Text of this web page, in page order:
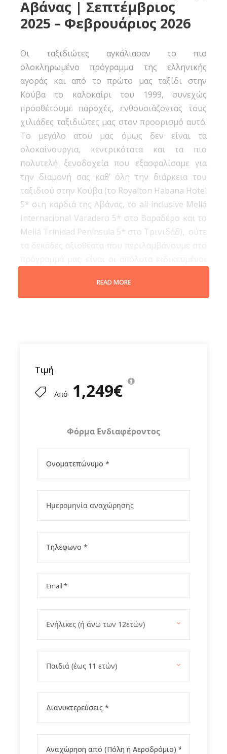
Τιμή
Από 1,249€
Φόρμα Ενδιαφέροντος
Αβάνας | Σεπτέμβριος
2025 – Φεβρουάριος 2026
Οι ταξιδιώτες αγκάλιασαν το πιο
ολοκληρωμένο πρόγραμμα της ελληνικής
αγοράς και από το πρώτο μας ταξίδι στην
Κούβα το καλοκαίρι του 1999, συνεχώς
προσθέτουμε παροχές, ενθουσιάζοντας τους
χιλιάδες ταξιδιώτες μας στον προορισμό αυτό.
Το μεγάλο ατού μας όμως δεν είναι τα
ολοκαίνουργια, κεντρικότατα και τα πιο
πολυτελή ξενοδοχεία που εξασφαλίσαμε για
την διαμονή σας καθ’ όλη την διάρκεια του
ταξιδιού στην Κούβα (το Royalton Habana Hotel
5* στη καρδιά της Αβάνας, το all-inclusive Meliá
Internacional Varadero 5* στο Βαραδέρο και το
Meliá Trinidad Península 5* στο Τρινιδάδ), ούτε
τα δεκάδες αξιοθέατα που περιλαμβάνουμε στο
ελληνόφωνοι), που θα είναι διαρκώς μαζί σας
κατά την παραμονή σας στο νησί και θα σας
των Κουβανών και όχι την τουριστική.
Περιλαμβάνονται
Δεν περιλαμβάνονται
Μόνο στο Fygamediakopes
Gallery
READ MORE